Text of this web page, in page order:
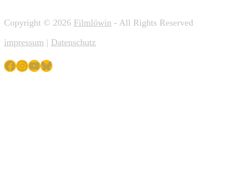
Copyright © 2026 Filmlöwin - All Rights Reserved
impressum | Datenschutz
Facebook
Instagram
YouTube
Bluesky